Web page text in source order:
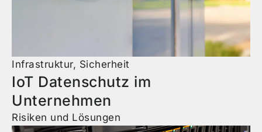
Infrastruktur, Sicherheit
IoT Datenschutz im
Unternehmen
Risiken und Lösungen